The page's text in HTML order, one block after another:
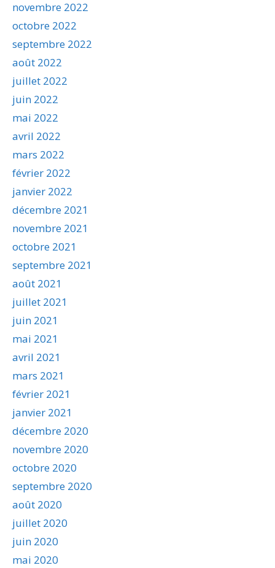
novembre 2022
octobre 2022
septembre 2022
août 2022
juillet 2022
juin 2022
mai 2022
avril 2022
mars 2022
février 2022
janvier 2022
décembre 2021
novembre 2021
octobre 2021
septembre 2021
août 2021
juillet 2021
juin 2021
mai 2021
avril 2021
mars 2021
février 2021
janvier 2021
décembre 2020
novembre 2020
octobre 2020
septembre 2020
août 2020
juillet 2020
juin 2020
mai 2020